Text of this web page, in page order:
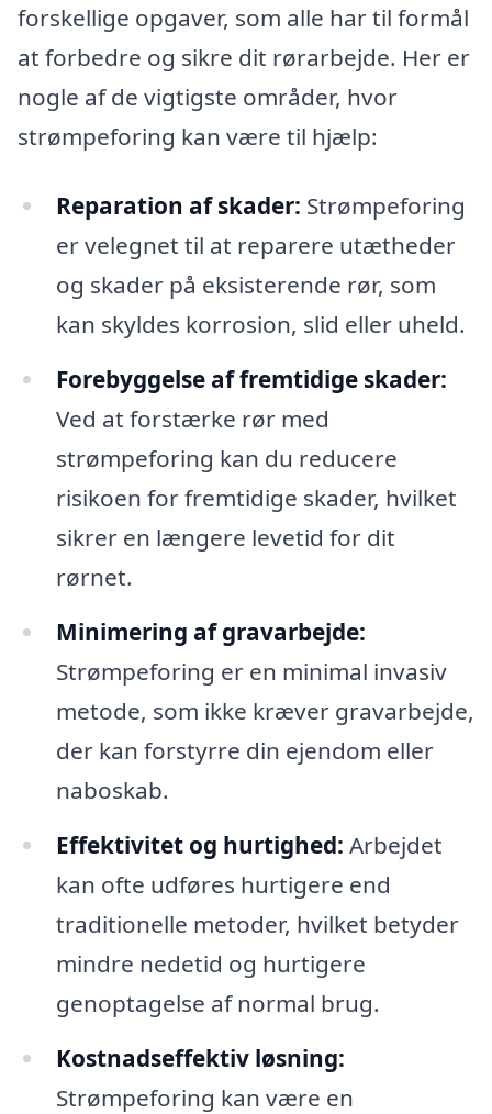
forskellige opgaver, som alle har til formål
at forbedre og sikre dit rørarbejde. Her er
nogle af de vigtigste områder, hvor
strømpeforing kan være til hjælp:
Reparation af skader: Strømpeforing
er velegnet til at reparere utætheder
og skader på eksisterende rør, som
kan skyldes korrosion, slid eller uheld.
Forebyggelse af fremtidige skader:
Ved at forstærke rør med
strømpeforing kan du reducere
risikoen for fremtidige skader, hvilket
sikrer en længere levetid for dit
rørnet.
Minimering af gravarbejde:
Strømpeforing er en minimal invasiv
metode, som ikke kræver gravarbejde,
der kan forstyrre din ejendom eller
naboskab.
Effektivitet og hurtighed: Arbejdet
kan ofte udføres hurtigere end
traditionelle metoder, hvilket betyder
mindre nedetid og hurtigere
genoptagelse af normal brug.
Kostnadseffektiv løsning:
Strømpeforing kan være en